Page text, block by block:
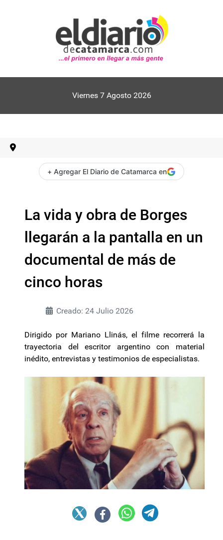
Viernes 7 Agosto 2026
+ Agregar El Diario de Catamarca en
La vida y obra de Borges
llegarán a la pantalla en un
documental de más de
cinco horas
Creado: 24 Julio 2026
Dirigido por Mariano Llinás, el filme recorrerá la
trayectoria del escritor argentino con material
inédito, entrevistas y testimonios de especialistas.